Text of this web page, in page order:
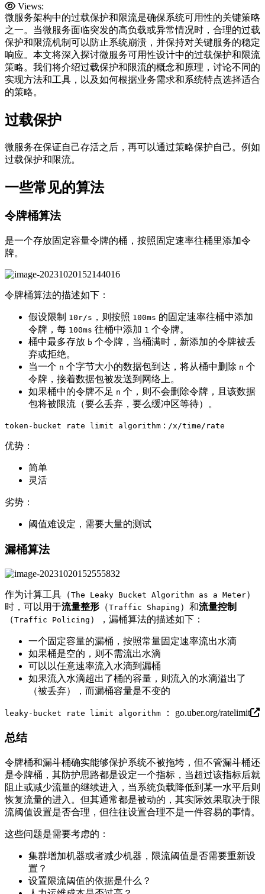
Views:
微服务架构中的过载保护和限流是确保系统可用性的关键策略
之一。当微服务面临突发的高负载或异常情况时，合理的过载
保护和限流机制可以防止系统崩溃，并保持对关键服务的稳定
响应。本文将深入探讨微服务可用性设计中的过载保护和限流
策略。我们将介绍过载保护和限流的概念和原理，讨论不同的
实现方法和工具，以及如何根据业务需求和系统特点选择适合
的策略。
过载保护
微服务在保证自己存活之后，再可以通过策略保护自己。例如
过载保护和限流。
一些常见的算法
令牌桶算法
是一个存放固定容量令牌的桶，按照固定速率往桶里添加令
牌。
令牌桶算法的描述如下：
假设限制 10r/s ，则按照 100ms 的固定速率往桶中添加
令牌，每 100ms 往桶中添加 1 个令牌。
桶中最多存放 b 个令牌，当桶满时，新添加的令牌被丢
弃或拒绝。
当一个 n 个字节大小的数据包到达，将从桶中删除 n 个
令牌，接着数据包被发送到网络上。
如果桶中的令牌不足 n 个，则不会删除令牌，且该数据
包将被限流（要么丢弃，要么缓冲区等待）。
token-bucket rate limit algorithm : /x/time/rate
优势：
简单
灵活
劣势：
阈值难设定，需要大量的测试
漏桶算法
作为计算工具（The Leaky Bucket Algorithm as a Meter）
时，可以用于流量整形 （Traffic Shaping ）和流量控制
（Traffic Policing ），漏桶算法的描述如下：
一个固定容量的漏桶，按照常量固定速率流出水滴
如果桶是空的，则不需流出水滴
可以以任意速率流入水滴到漏桶
如果流入水滴超出了桶的容量，则流入的水滴溢出了
（被丢弃），而漏桶容量是不变的
leaky-bucket rate limit algorithm ： go.uber.org/ratelimit
总结
令牌桶和漏斗桶确实能够保护系统不被拖垮，但不管漏斗桶还
是令牌桶，其防护思路都是设定一个指标，当超过该指标后就
阻止或减少流量的继续进入，当系统负载降低到某一水平后则
恢复流量的进入。但其通常都是被动的，其实际效果取决于限
流阈值设置是否合理，但往往设置合理不是一件容易的事情。
这些问题是需要考虑的：
集群增加机器或者减少机器，限流阈值是否需要重新设
置？
设置限流阈值的依据是什么？